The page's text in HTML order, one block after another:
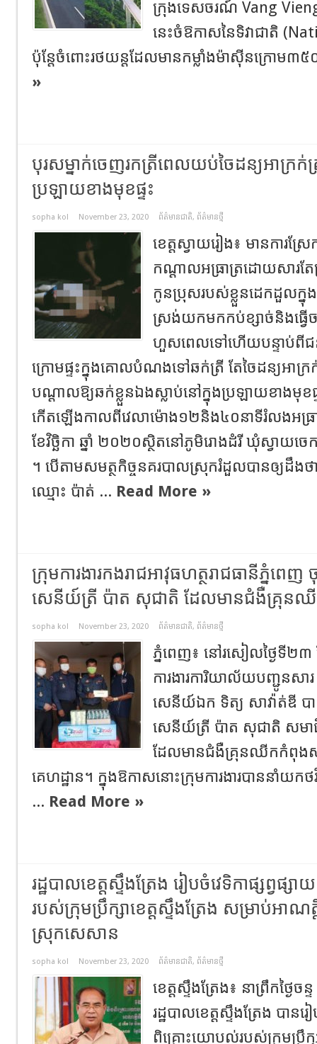
ក្រុងទេសចរណ៍ Vang Vieng
នេះចំឱកាសនៃទិវាជាតិ
ប៉ុន្តែចំពោះរថយន្តដែលមានកម្លាំងម៉ាស៊ីនក្រោម៣
»
បុរសម្នាក់ចេញរកត្រីពេលយប់ចៃដន្យអាក្រក់ត្
ប្រឡាយខាងមុខផ្ទះ
sopha kol November 23, 2020 ព័ត៌មានជាតិ, ព័ត៌មានថ្មី
ខេត្តស្វាយរៀង៖ មានការស្
កណ្ដាលអធ្រាត្រដោយសារត
កូនប្រុសរបស់ខ្លួនដេកដួលក្នុ
ស្រង់យកមកកប់ខ្សាច់និងធ្វើ
ហួសពេលទៅហើយបន្ទាប់ពីជន
ក្រោមផ្ទះក្នុងគោលបំណងទៅឆក់ត្រី តែចៃដន្យអាក្រ
បណ្តាលឱ្យឆក់ខ្លួនឯងស្លាប់នៅក្នុងប្រឡាយខាងមុខ
កើតឡើងកាលពីវេលាម៉ោង១២និង៤០នាទីរំលងអធ្
ខែវិច្ឆិកា ឆ្នាំ ២០២០ស្ថិតនៅភូមិរោងដំរី ឃុំស្វាយច
។ បើតាមសមត្ថកិច្ចនគរបាលស្រុករំដួលបានឲ្យដឹង
ឈ្មោះ ប៉ាត់ ... Read More »
ក្រុមការងារកងរាជអាវុធហត្ថរាជធានីភ្នំព
សេនីយ៍ត្រី ប៉ាត សុជាតិ ដែលមានជំងឺគ្រុន
sopha kol November 23, 2020 ព័ត៌មានជាតិ, ព័ត៌មានថ្មី
ភ្នំពេញ៖ នៅរសៀលថ្ងៃទី២៣
ការងារការិយាល័យបញ្ជូន
សេនីយ៍ឯក ទិត្យ សាវ៉ាត់ឌី
សេនីយ៍ត្រី ប៉ាត សុជាតិ សម
ដែលមានជំងឺគ្រុនឈីកកំពុងស
គេហដ្ឋាន។ ក្នុងឱកាសនោះក្រុមការងារបាននាំយ
... Read More »
រដ្ឋបាលខេត្តស្ទឹងត្រែង រៀបចំវេទិកាផ្សព្វ
របស់ក្រុមប្រឹក្សាខេត្តស្ទឹងត្រែង សម្រាប់អាណ
ស្រុកសេសាន
sopha kol November 23, 2020 ព័ត៌មានជាតិ, ព័ត៌មានថ្មី
ខេត្តស្ទឹងត្រែង៖ នាព្រឹកថ្ងៃ
រដ្ឋបាលខេត្តស្ទឹងត្រែង បាន
ពិគ្រោះយោបល់របស់ក្រុមប្រឹក្ស